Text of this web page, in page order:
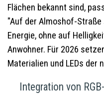
Flächen bekannt sind,
"Auf der Almoshof-
Energie, ohne auf
Anwohner. Für 2026
Materialien und LEDs der
Integration von